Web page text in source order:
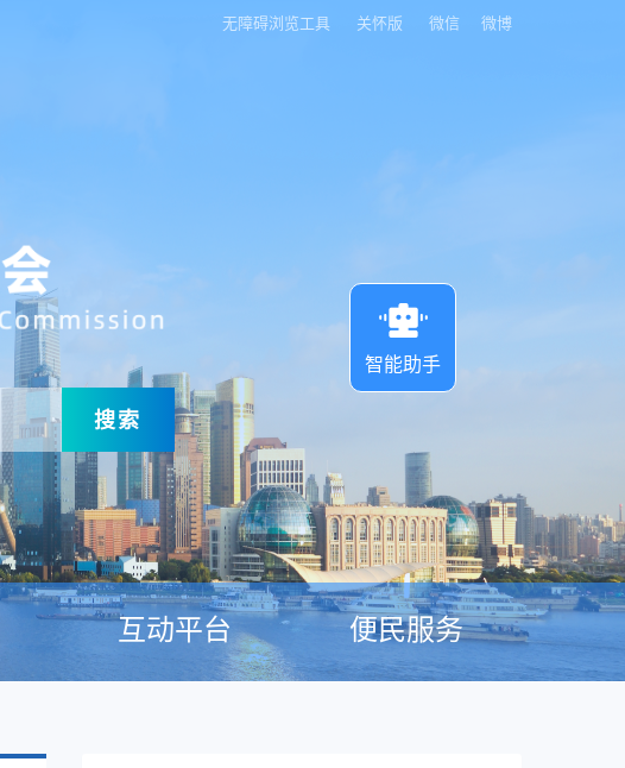
无障碍浏览工具 关怀版 微信 微博
搜索
智能助手
互动平台 便民服务